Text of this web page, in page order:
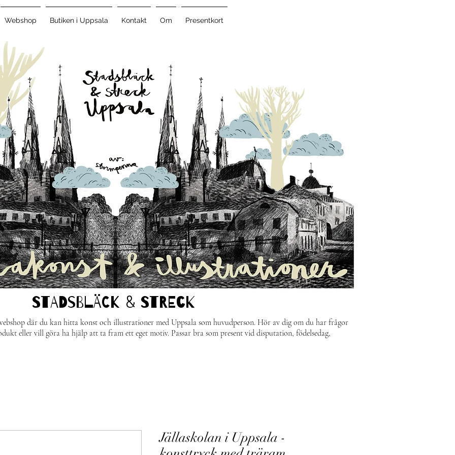
Webshop Butiken i Uppsala Kontakt Om Presentkort
STADSBLÄCK & STRECk
där du kan hitta konst och illustrationer med Uppsala som huvudperson. Hör av dig om du har frågor
eller vill göra ha hjälp att ta fram ett eget motiv. Passar bra som present vid disputation, födelsedag,
Jällaskolan i Uppsala -